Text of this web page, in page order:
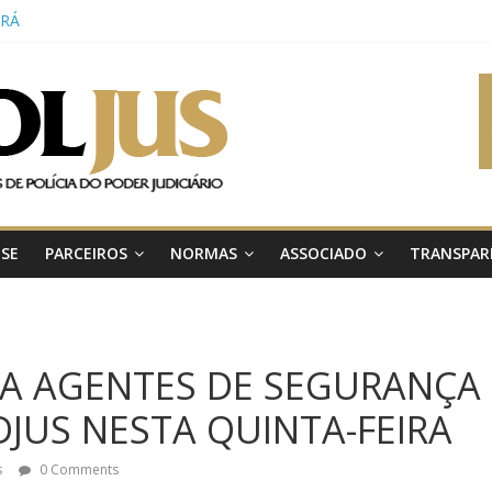
ACORDO
EM
DE GESTÃO E
A
TRT-2
OPERAÇÃO
E
JUDICIÁRIO
PARCEIROS NORMAS ASSOCIADO
AGENTES DE
NESTA QUINTA-FEIRA
0 Comments